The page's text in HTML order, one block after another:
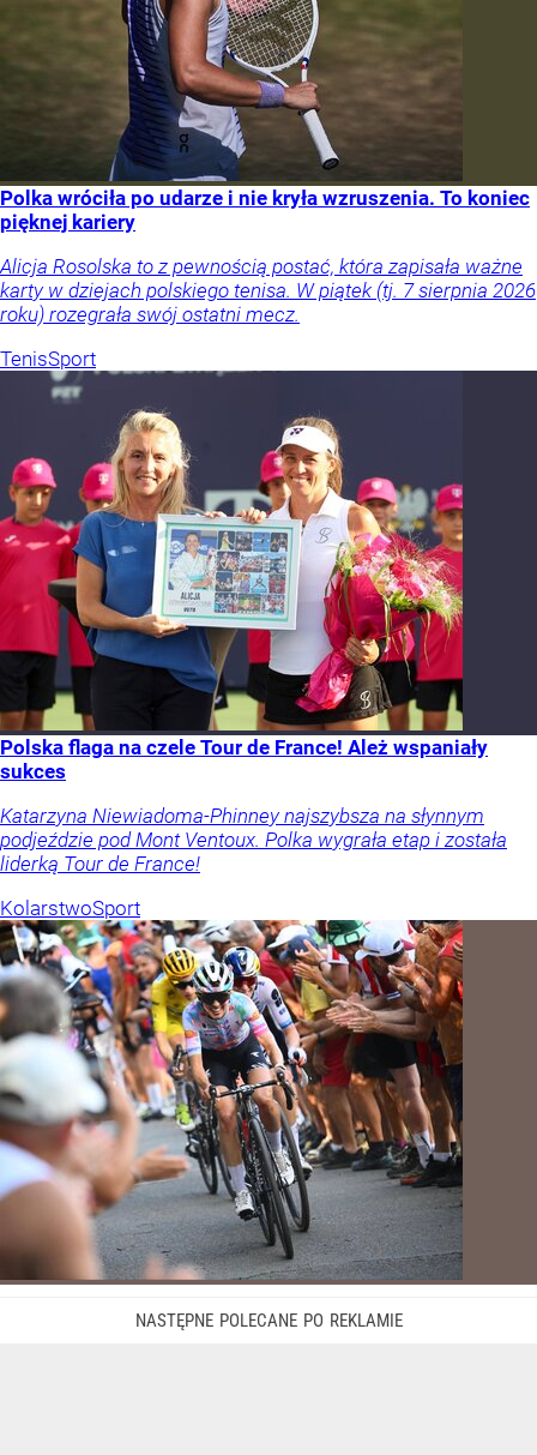
Polka wróciła po udarze i nie kryła wzruszenia. To koniec
pięknej kariery
Alicja Rosolska to z pewnością postać, która zapisała ważne
karty w dziejach polskiego tenisa. W piątek (tj. 7 sierpnia 2026
roku) rozegrała swój ostatni mecz.
TenisSport
Polska flaga na czele Tour de France! Ależ wspaniały
sukces
Katarzyna Niewiadoma-Phinney najszybsza na słynnym
podjeździe pod Mont Ventoux. Polka wygrała etap i została
liderką Tour de France!
KolarstwoSport